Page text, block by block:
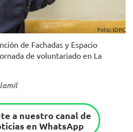
Foto: IDPC
de Fachadas y Espacio
de voluntariado en La
a nuestro canal de
en WhatsApp